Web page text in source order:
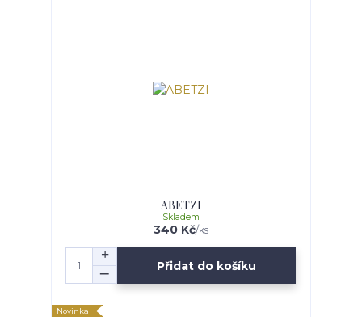
ABETZI
340 Kč/ks
Skladem
Přidat do košíku
Novinka